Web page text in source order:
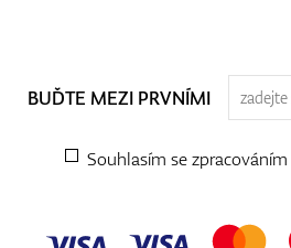
BUĎTE MEZI PRVNÍMI
Souhlasím se zpracováním